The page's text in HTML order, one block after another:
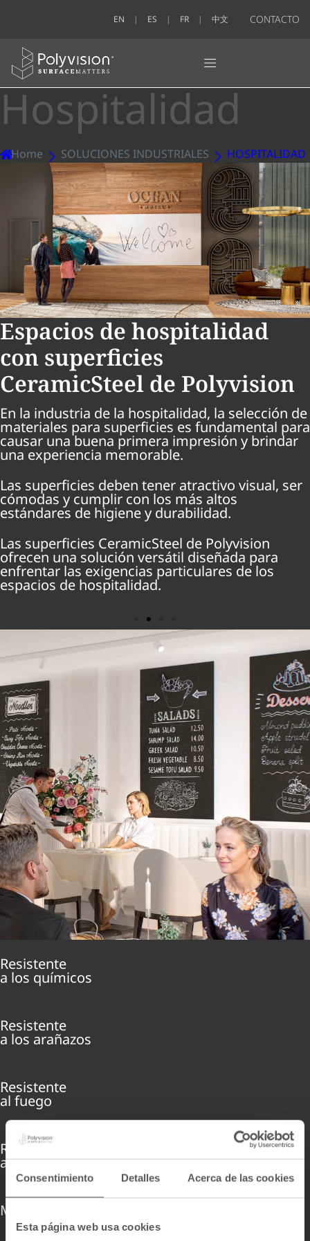
Consentimiento Detalles Acerca de las cookies
Esta página web usa cookies
EN ES FR 中文 CONTACTO
Hospitalidad
Home SOLUCIONES INDUSTRIALES HOSPITALIDAD
Espacios de hospitalidad
con superficies
CeramicSteel de Polyvision
En la industria de la hospitalidad, la selección de
materiales para superficies es fundamental para
causar una buena primera impresión y brindar
una experiencia memorable.
Las superficies deben tener atractivo visual, ser
cómodas y cumplir con los más altos
estándares de higiene y durabilidad.
Las superficies CeramicSteel de Polyvision
ofrecen una solución versátil diseñada para
enfrentar las exigencias particulares de los
espacios de hospitalidad.
No destiñe
Resistente
a los químicos
Resistente
a los arañazos
Resistente
al fuego
Resistente
al vandalismo
Magnético